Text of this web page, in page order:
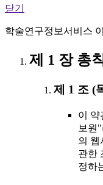
닫기
학술연구정보서비스
제 1 장 총
제 1 조 (
이 약
보원
의 웹
관한
정하